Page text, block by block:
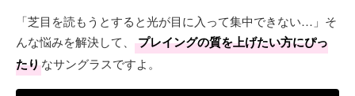
「芝目を読もうとすると光が目に入って集中できない…」そ
んな悩みを解決して、
プレイングの質を上げたい方にぴっ
たりなサングラスですよ。